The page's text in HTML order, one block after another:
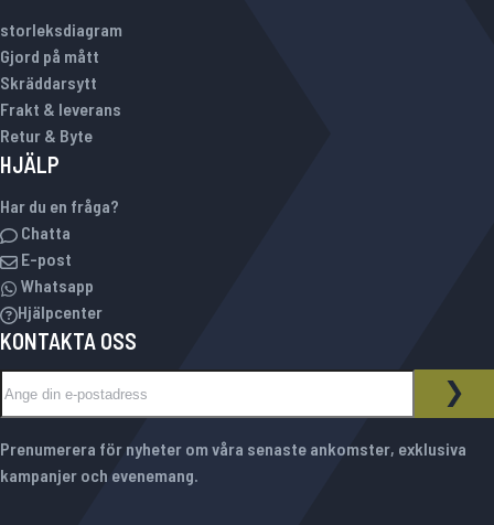
storleksdiagram
Gjord på mått
Skräddarsytt
Frakt & leverans
Retur & Byte
HJÄLP
Har du en fråga?
Chatta
E-post
Whatsapp
Hjälpcenter
KONTAKTA OSS
NYHETSBREV
Prenumerera för nyheter om våra senaste ankomster, exklusiva
kampanjer och evenemang.